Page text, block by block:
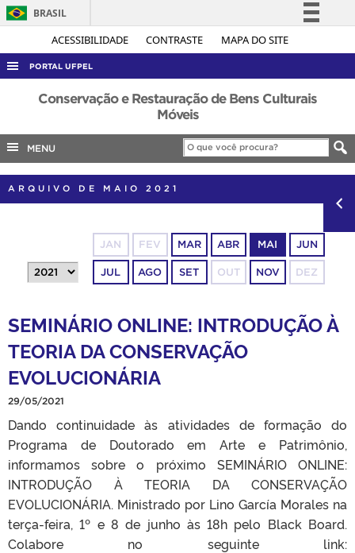
ACESSIBILIDADE CONTRASTE MAPA DO SITE
BRASIL
Simplifique!
Legislação
Canais
PORTAL UFPEL
ACESSO À INFORMAÇÃO
COBALTO
CONCURSOS
PORTARIAS
Conservação e Restauração de Bens Culturais
Móveis
MENU
ARQUIVO DE MAIO 2021
JAN FEV MAR ABR MAI JUN
JUL AGO SET OUT NOV DEZ
SEMINÁRIO ONLINE: INTRODUÇÃO À
TEORIA DA CONSERVAÇÃO
EVOLUCIONÁRIA
29/05/2021
Dando continuidade às atividades de formação do
Programa de Doutorado em Arte e Patrimônio,
informamos sobre o próximo SEMINÁRIO ONLINE:
INTRODUÇÃO À TEORIA DA CONSERVAÇÃO
EVOLUCIONÁRIA. Ministrado por Lino García Morales na
terça-feira, 1º e 8 de junho às 18h pelo Black Board.
Colabore no seguinte link: